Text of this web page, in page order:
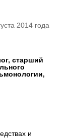
2014 года
старший
и